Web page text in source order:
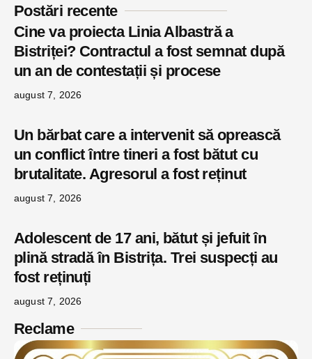
Postări recente
Cine va proiecta Linia Albastră a
Bistriței? Contractul a fost semnat după
un an de contestații și procese
august 7, 2026
Un bărbat care a intervenit să oprească
un conflict între tineri a fost bătut cu
brutalitate. Agresorul a fost reținut
august 7, 2026
Adolescent de 17 ani, bătut și jefuit în
plină stradă în Bistrița. Trei suspecți au
fost reținuți
august 7, 2026
Reclame